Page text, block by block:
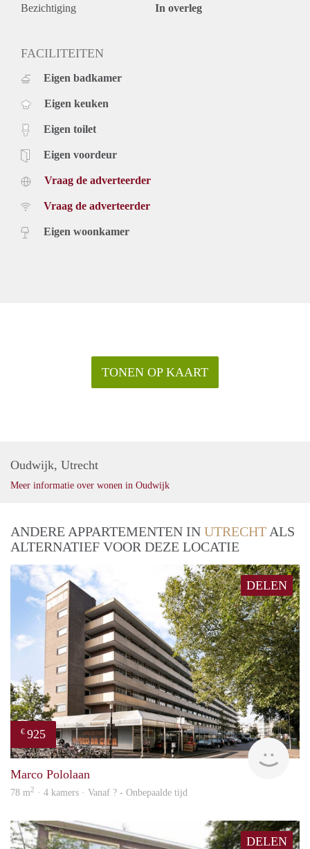
en gemeentelijke belastingen. Inclusief stoffering en
De genoemde huurprijs is op basis van minimaal 12
een verhoging.
kunt u telefonisch contact met ons opnemen of uzelf in
schrijven op onze website.
Bezichtiging In overleg
FACILITEITEN
Eigen badkamer
Eigen keuken
Eigen toilet
Eigen voordeur
Vraag de adverteerder
Vraag de adverteerder
Eigen woonkamer
TONEN OP KAART
Oudwijk, Utrecht
Meer informatie over wonen in Oudwijk
ANDERE APPARTEMENTEN IN UTRECHT ALS
ALTERNATIEF VOOR DEZE LOCATIE
DELEN
€ 925
Marco Pololaan
78 m2 · 4 kamers · Vanaf ? - Onbepaalde tijd
DELEN